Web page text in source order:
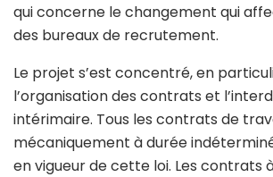
qui concerne le changement qui
des bureaux de recrutement.
Le projet s’est concentré, en
l’organisation des contrats et
intérimaire. Tous les contrats de
mécaniquement à durée
en vigueur de cette loi. Les contrats